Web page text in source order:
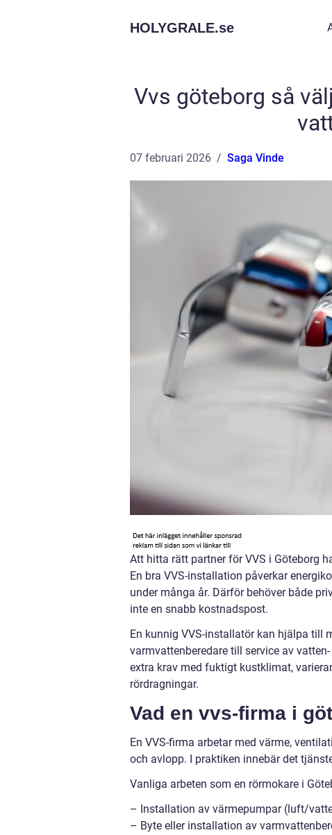
HOLYGRALE.se
Vvs göteborg så
07 februari 2026 Saga Vinde
Att hitta rätt partner för VVS i Göteborg
En bra VVS-installation påverkar
under många år. Därför behöver både
inte en snabb kostnadspost.
En kunnig VVS-installatör kan hjälpa till
varmvattenberedare till service av
extra krav med fuktigt kustklimat,
rördragningar.
Vad en vvs-firma i
En VVS-firma arbetar med värme,
och avlopp. I praktiken innebär det
Vanliga arbeten som en rörmokare i
– Installation av värmepumpar (luft/
– Byte eller installation av